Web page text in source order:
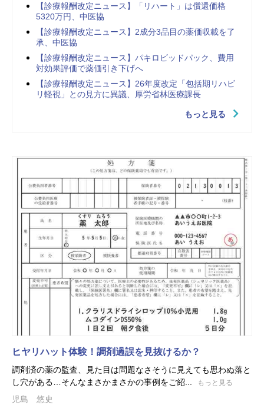
【診療報酬改定ニュース】「リハート」は償還価格
5320万円、中医協
【診療報酬改定ニュース】2成分3品目の薬価収載を了
承、中医協
【診療報酬改定ニュース】パキロビッドパック、費用
対効果評価で薬価引き下げへ
【診療報酬改定ニュース】26年度改定「包括期リハビ
リ軽視」との見方に異議、厚労省林医療課長
もっと見る
ヒヤリハット体験！調剤過誤を見抜けるか？
調剤済の薬の監査、見た目は問題なさそうに見えても思わぬ落と
し穴がある…そんなまさかまさかの事例をご紹...
もっと見る
児島 悠史